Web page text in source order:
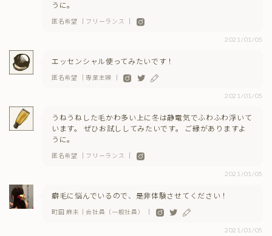
うに。
匿名希望 ｜フリーランス ｜
2021/01/05
エッセンシャル使ってみたいです！
匿名希望 ｜専業主婦 ｜
2021/01/05
うねうねした毛かわ多い上に冬は静電気でふわふわ浮いて
います。 ぜひお試ししてみたいです。 ご縁がありますよ
うに。
匿名希望 ｜フリーランス ｜
2021/01/05
癖毛に悩んでいるので、是非体験させてください！
町田 麻未｜会社員（一般社員） ｜
2021/01/05